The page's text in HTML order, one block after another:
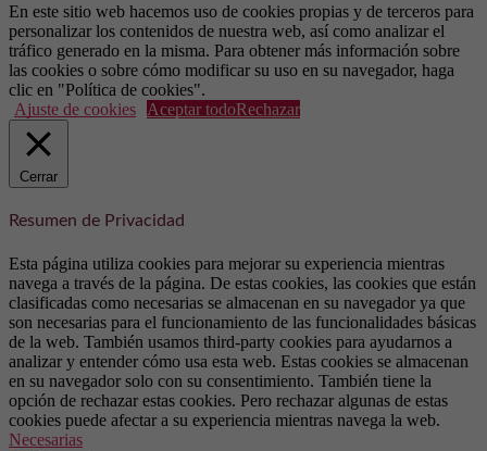
En este sitio web hacemos uso de cookies propias y de terceros para
personalizar los contenidos de nuestra web, así como analizar el
tráfico generado en la misma. Para obtener más información sobre
las cookies o sobre cómo modificar su uso en su navegador, haga
clic en "Política de cookies".
Ajuste de cookies
Aceptar todoRechazar
Cerrar
Resumen de Privacidad
Esta página utiliza cookies para mejorar su experiencia mientras
navega a través de la página. De estas cookies, las cookies que están
clasificadas como necesarias se almacenan en su navegador ya que
son necesarias para el funcionamiento de las funcionalidades básicas
de la web. También usamos third-party cookies para ayudarnos a
analizar y entender cómo usa esta web. Estas cookies se almacenan
en su navegador solo con su consentimiento. También tiene la
opción de rechazar estas cookies. Pero rechazar algunas de estas
cookies puede afectar a su experiencia mientras navega la web.
Necesarias